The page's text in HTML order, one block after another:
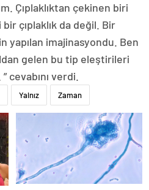
Çıplaklıktan çekinen biri
çıplaklık da değil. Bir
yapılan imajinasyondu. Ben
gelen bu tip eleştirileri
cevabını verdi.
Yalnız Zaman